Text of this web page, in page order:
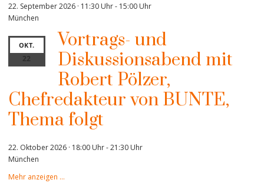
22. September 2026 · 11:30 Uhr- 15:00 Uhr
München
OKT.
22
Vortrags- und
Diskussionsabend mit
Robert Pölzer,
Chefredakteur von BUNTE,
Thema folgt
22. Oktober 2026 · 18:00 Uhr-21:30 Uhr
München
Mehr anzeigen …